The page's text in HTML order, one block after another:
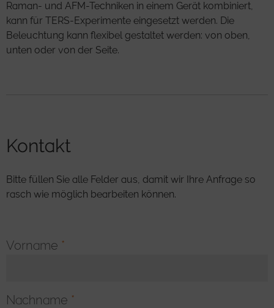
Raman- und AFM-Techniken in einem Gerät kombiniert,
kann für TERS-Experimente eingesetzt werden. Die
Beleuchtung kann flexibel gestaltet werden: von oben,
unten oder von der Seite.
Kontakt
Bitte füllen Sie alle Felder aus, damit wir Ihre Anfrage so
rasch wie möglich bearbeiten können.
Vorname *
Nachname *